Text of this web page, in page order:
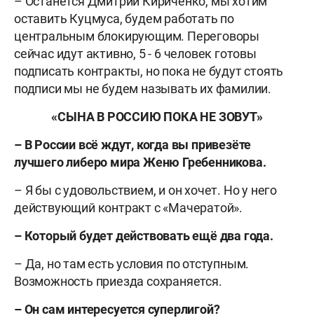
оставить Куцмуса, будем работать по
центральным блокирующим. Переговоры
сейчас идут активно, 5 - 6 человек готовы
подписать контракты, но пока не будут стоять
подписи мы не будем называть их фамилии.
«СЫНА В РОССИЮ ПОКА НЕ ЗОВУТ»
– В России всё ждут, когда вы привезёте
лучшего либеро мира Женю Гребенникова.
– Я бы с удовольствием, и он хочет. Но у него
действующий контракт с «Мачератой».
– Который будет действовать ещё два года.
– Да, но там есть условия по отступным.
Возможность приезда сохраняется.
– Он сам интересуется суперлигой?